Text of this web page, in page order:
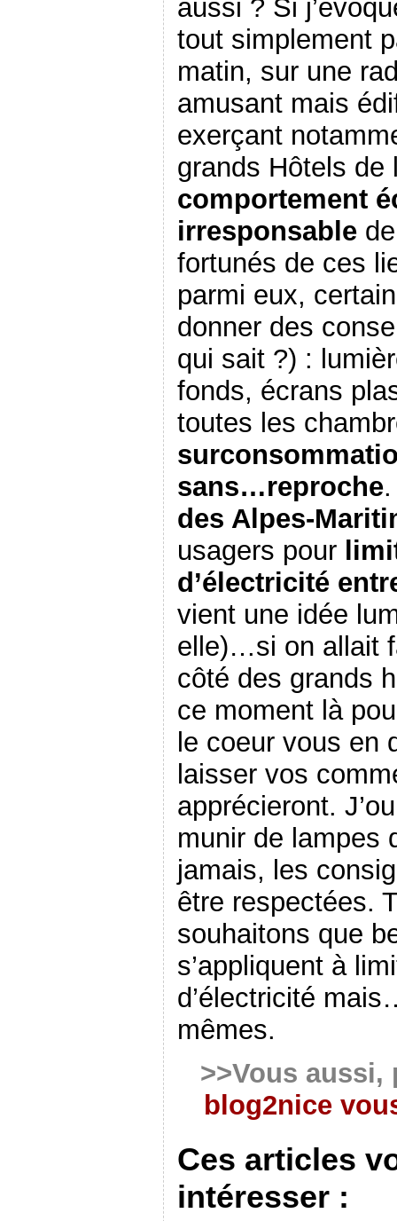
aussi ? Si
tout simplement
matin, sur une
amusant mais
exerçant
grands Hôtels de
comportement
irresponsablede
fortunés de ces
parmi eux,
donner des
qui sait ?) :
fonds, écrans
toutes les
sans…reproche.
des Alpes-
usagers pour
d’électricité
vient une idée
elle)…si on allait
côté des grands
ce moment là
le coeur vous en
laisser vos
apprécieront.
munir de lampes
jamais, les
être respectées.
souhaitons que
s’appliquent à
d’électricité
mêmes.
>>Vous aussi,
blog2nice
Ces articles
intéresser :